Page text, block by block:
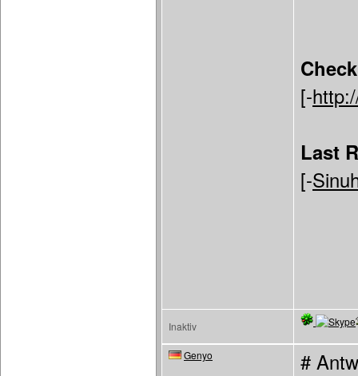
[-
Last
[-
Inaktiv
Genyo
#